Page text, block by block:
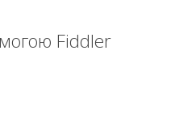
Fiddler